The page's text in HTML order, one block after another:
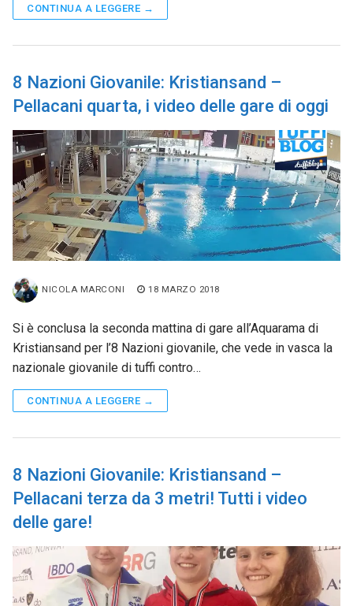
CONTINUA A LEGGERE →
8 Nazioni Giovanile: Kristiansand –
Pellacani quarta, i video delle gare di oggi
NICOLA MARCONI 18 MARZO 2018
Si è conclusa la seconda mattina di gare all’Aquarama di
Kristiansand per l’8 Nazioni giovanile, che vede in vasca la
nazionale giovanile di tuffi contro…
CONTINUA A LEGGERE →
8 Nazioni Giovanile: Kristiansand –
Pellacani terza da 3 metri! Tutti i video
delle gare!